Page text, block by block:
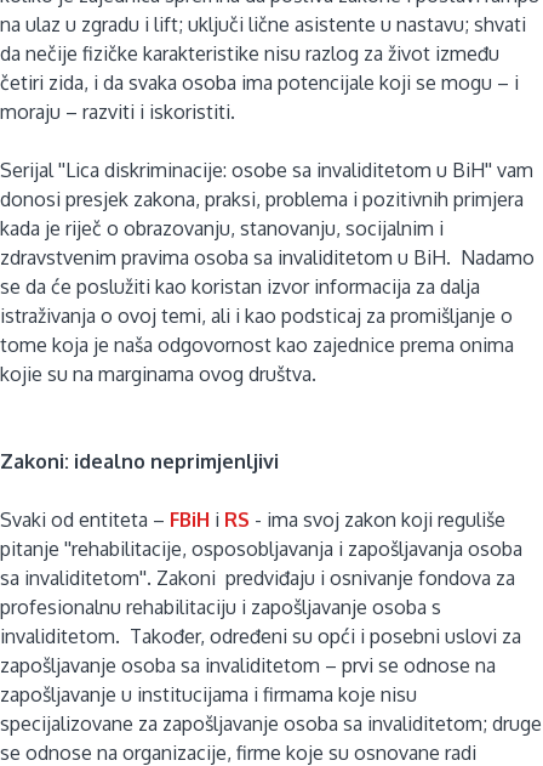
na ulaz u zgradu i lift; uključi lične asistente u nastavu; shvati
da nečije fizičke karakteristike nisu razlog za život između
četiri zida, i da svaka osoba ima potencijale koji se mogu – i
moraju – razviti i iskoristiti.
Serijal ''Lica diskriminacije: osobe sa invaliditetom u BiH'' vam
donosi presjek zakona, praksi, problema i pozitivnih primjera
kada je riječ o obrazovanju, stanovanju, socijalnim i
zdravstvenim pravima osoba sa invaliditetom u BiH. Nadamo
se da će poslužiti kao koristan izvor informacija za dalja
istraživanja o ovoj temi, ali i kao podsticaj za promišljanje o
tome koja je naša odgovornost kao zajednice prema onima
kojie su na marginama ovog društva.
Zakoni: idealno neprimjenljivi
Svaki od entiteta – FBiH i RS - ima svoj zakon koji reguliše
pitanje ''rehabilitacije, osposobljavanja i zapošljavanja osoba
sa invaliditetom''. Zakoni predviđaju i osnivanje fondova za
profesionalnu rehabilitaciju i zapošljavanje osoba s
invaliditetom. Također, određeni su opći i posebni uslovi za
zapošljavanje osoba sa invaliditetom – prvi se odnose na
zapošljavanje u institucijama i firmama koje nisu
specijalizovane za zapošljavanje osoba sa invaliditetom; druge
se odnose na organizacije, firme koje su osnovane radi